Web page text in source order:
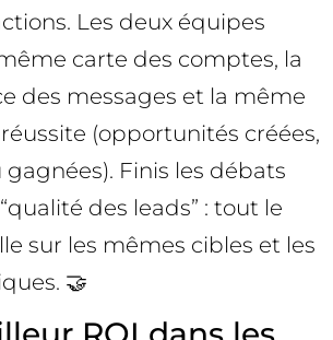
Les deux équipes
carte des comptes, la
des messages et la même
(opportunités créées,
gagnées). Finis les débats
des leads” : tout le
sur les mêmes cibles et les
🤝